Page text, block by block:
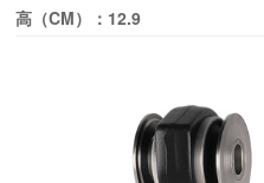
高（CM）： 12.9